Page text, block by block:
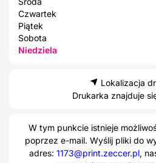
Czwartek
Piątek
Sobota
Niedziela
Lokalizacja
Drukarka znajduje
W tym punkcie istnieje
poprzez e-mail. Wyślij pliki do
adres: 1173@print.zeccer.pl,